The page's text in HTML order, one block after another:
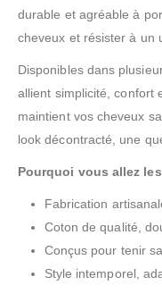
durable et agréable à
cheveux et résister à un
Disponibles dans
allient simplicité, confort
maintient vos cheveux
look décontracté, une
Pourquoi vous allez
Fabrication
Coton de qualité,
Conçus pour tenir
Style intemporel,